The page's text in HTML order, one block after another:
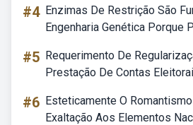
#4 Enzimas De Restrição São
Engenharia Genética Porque
#5 Requerimento De
Prestação De Contas
#6 Esteticamente O
Exaltação Aos Elementos